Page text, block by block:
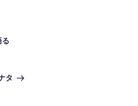
る
タ